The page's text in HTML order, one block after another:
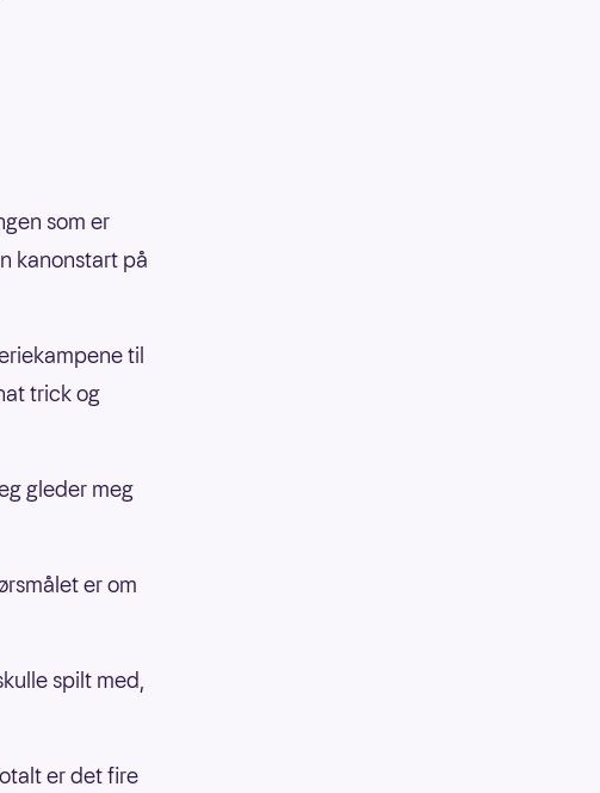
som er
kanonstart på
til
trick og
gleder meg
er om
spilt med,
er det fire